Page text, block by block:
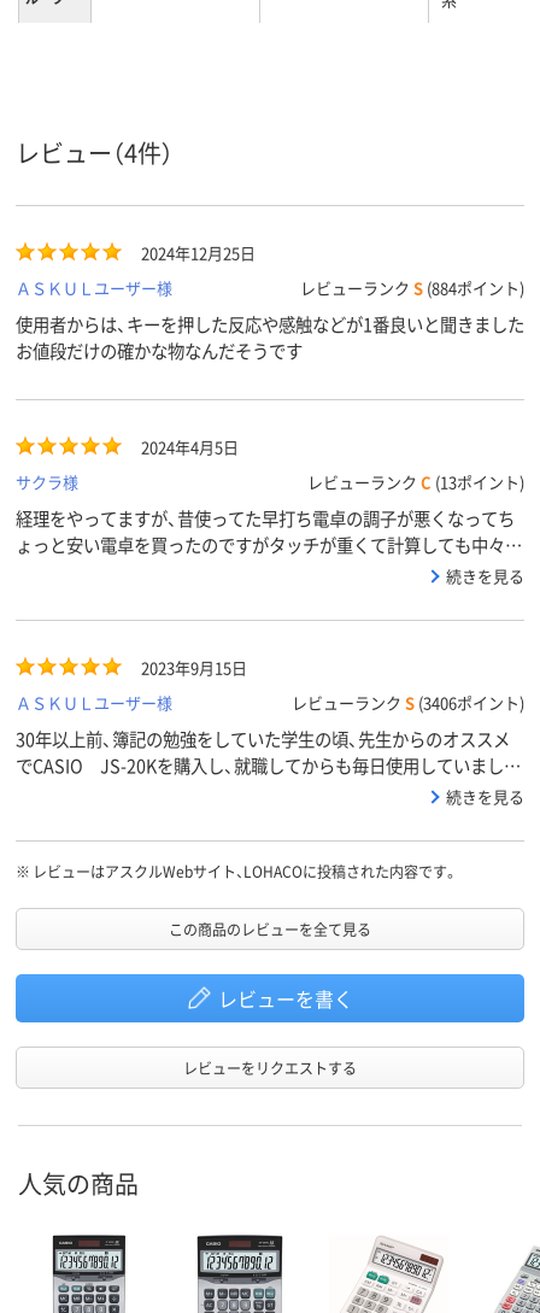
レビュー（4件）
2024年12月25日
ＡＳＫＵＬユーザー様
レビューランク S (884ポイント)
使用者からは、キーを押した反応や感触などが1番良いと聞きました
お値段だけの確かな物なんだそうです
2024年4月5日
サクラ様
レビューランク C (13ポイント)
経理をやってますが、昔使ってた早打ち電卓の調子が悪くなってち
ょっと安い電卓を買ったのですがタッチが重くて計算しても中々合
わなくて困ってたのですが思い切って本格実務電卓を買ってみて感
ことが無くなりましたやっぱりちょっと高めのがいいですね昔買っ
ムーズに早打ちできます今度家用に違う色も買おうかなって思って
ます
続きを見る
2023年9月15日
ＡＳＫＵＬユーザー様
レビューランク S (3406ポイント)
30年以上前、簿記の勉強をしていた学生の頃、先生からのオススメ
でCASIO JS-20Kを購入し、就職してからも毎日使用していました
が、液晶が正常に表示されなくなった為、後継機を探して購入しまし
使いやすくなっていました。安定感がよく、大きさがほぼ同じなの
に液晶は大きく見やすい、税込、税抜ボタンが上に追加されただけ
ない自分には本当にありがたいです。色もピンクでとてもかわいい
です。丈夫ですし、きっともう死ぬまで使います。
続きを見る
※ レビューはアスクルWebサイト、LOHACOに投稿された内容です。
この商品のレビューを全て見る
レビューを書く
レビューをリクエストする
人気の商品